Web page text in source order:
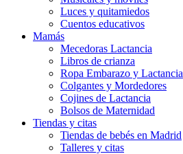
Luces y quitamiedos
Cuentos educativos
Mamás
Mecedoras Lactancia
Libros de crianza
Ropa Embarazo y Lactancia
Colgantes y Mordedores
Cojines de Lactancia
Bolsos de Maternidad
Tiendas y citas
Tiendas de bebés en Madrid
Talleres y citas